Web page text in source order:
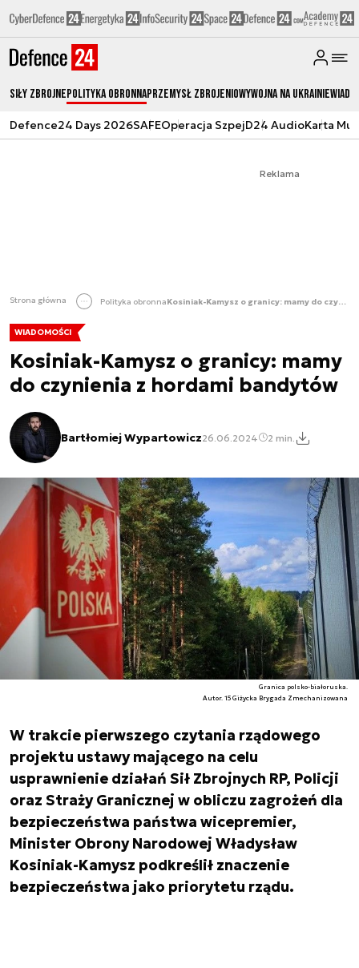
Siły zbrojnePolityka obronnaPrzemysł ZbrojeniowyWojna na Ukrainie
Defence24 Days 2026SAFEOperacja SzpejD24 AudioKarta
Reklama
Strona główna Polityka obronna Kosiniak-Kamysz o granicy: mamy do czynienia z hordami bandytów
WIADOMOŚCI
Kosiniak-Kamysz o granicy: mamy
do czynienia z hordami bandytów
Bartłomiej Wypartowicz26.06.2024 2 min.
Granica polsko-białoruska.
Autor. 15 Giżycka Brygada Zmechanizowana
W trakcie pierwszego czytania rządowego
projektu ustawy mającego na celu
usprawnienie działań Sił Zbrojnych RP, Policji
oraz Straży Granicznej w obliczu zagrożeń dla
bezpieczeństwa państwa wicepremier,
Minister Obrony Narodowej Władysław
Kosiniak-Kamysz podkreślił znaczenie
bezpieczeństwa jako priorytetu rządu.